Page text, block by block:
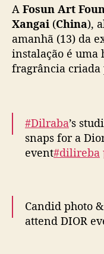
A Fosun Art
Xangai (China),
amanhã (13) da
instalação é uma
fragrância criada
#Dilraba’s
snaps for a
event#dilireba
Candid photo
attend DIOR